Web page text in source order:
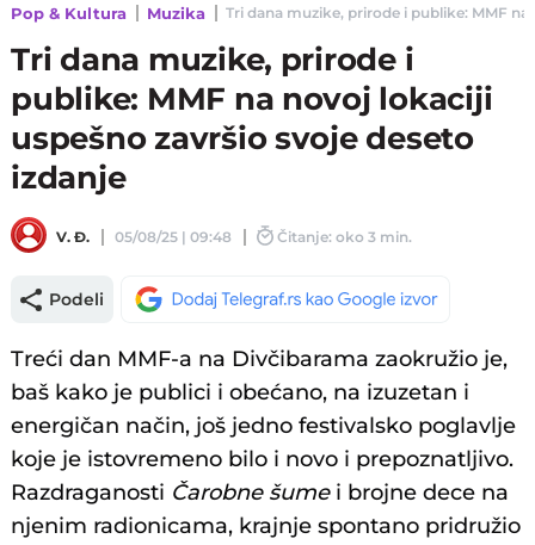
Pop & Kultura Muzika Tri dana muzike, prirode i publike: MMF
Tri dana muzike, prirode i
publike: MMF na novoj lokaciji
uspešno završio svoje deseto
izdanje
V. Đ. 05/08/25 | 09:48 Čitanje: oko 3 min.
Podeli
Treći dan MMF-a na Divčibarama zaokružio je,
baš kako je publici i obećano, na izuzetan i
energičan način, još jedno festivalsko poglavlje
koje je istovremeno bilo i novo i prepoznatljivo.
Razdraganosti Čarobne šumei brojne dece na
njenim radionicama, krajnje spontano pridružio